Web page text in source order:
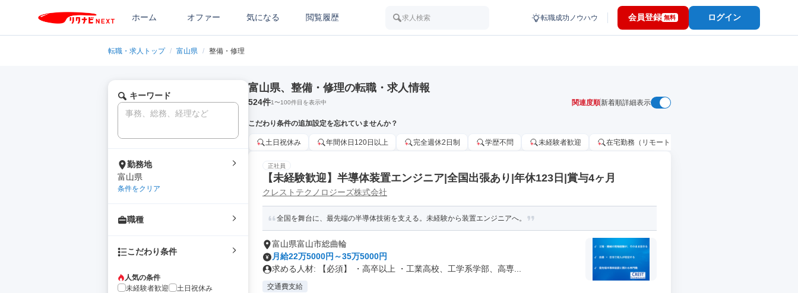
ホーム オファー 気になる 閲覧履歴 求人検索 転職成功ノウハウ 会員登録 無料 ログイン
転職・求人トップ / 富山県 / 整備・修理
キーワード
勤務地
富山県
条件をクリア
職種
こだわり条件
人気の条件
未経験者歓迎
土日祝休み
富山県、整備・修理の転職・求人情報
524件1〜100件目を表示中 関連度順新着順詳細表示
こだわり条件の追加設定を忘れていませんか？
土日祝休み 年間休日120日以上 完全週休2日制 学歴不問 未経験者歓迎 在宅勤務（リモートワーク）OK
正社員
【未経験歓迎】半導体装置エンジニア|全国出張あり|年休123日|賞与4ヶ月
クレストテクノロジーズ株式会社
全国を舞台に、最先端の半導体技術を支える。未経験から装置エンジニアへ。
富山県富山市総曲輪
月給22万5000円～35万5000円
求める人材: 【必須】 ・高卒以上 ・工業高校、工学系学部、高専...
交通費支給